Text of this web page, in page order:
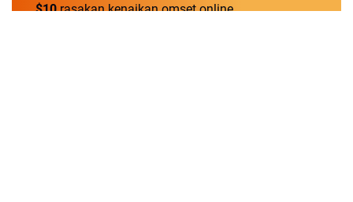
$10rasakan kenaikan omset online.